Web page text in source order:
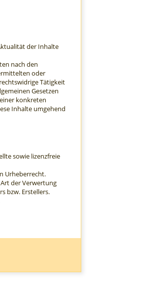
der Inhalte
nach den
oder
Tätigkeit
Gesetzen
konkreten
Inhalte umgehend
sowie lizenzfreie
Urheberrecht.
der Verwertung
bzw. Erstellers.